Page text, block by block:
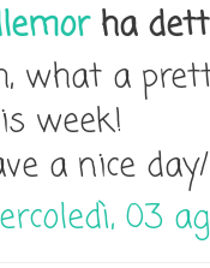
ha
what a
week!
a nice
03